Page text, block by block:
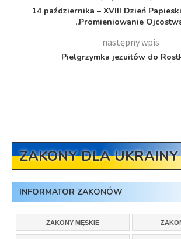
14 października – XVIII Dzień
„Promieniowanie
następny wpis
Pielgrzymka jezuitów do
ZAKONY DLA UKRAINY
INFORMATOR ZAKONÓW
ZAKONY MĘSKIE